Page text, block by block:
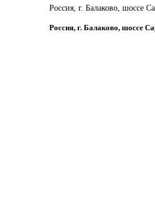
Россия, г. Балаково, шоссе
Россия, г. Балаково, шоссе